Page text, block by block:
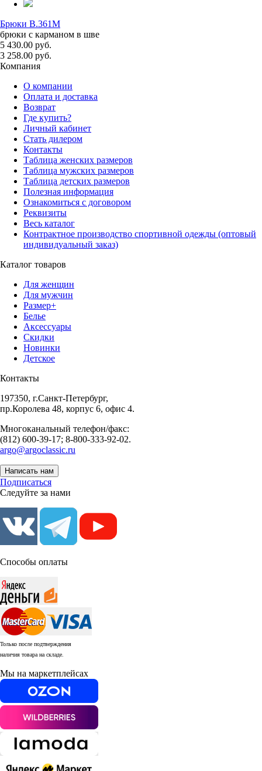
Брюки B.361M
брюки с карманом в шве
5 430.00 руб.
3 258.00 руб.
Компания
О компании
Оплата и доставка
Возврат
Где купить?
Личный кабинет
Стать дилером
Контакты
Таблица женских размеров
Таблица мужских размеров
Таблица детских размеров
Полезная информация
Ознакомиться с договором
Реквизиты
Весь каталог
Контрактное производство спортивной одежды (оптовый
индивидуальный заказ)
Каталог товаров
Для женщин
Для мужчин
Размер+
Белье
Аксессуары
Скидки
Новинки
Детское
Контакты
197350, г.Санкт-Петербург,
пр.Королева 48, корпус 6, офис 4.
Многоканальный телефон/факс:
(812) 600-39-17; 8-800-333-92-02.
argo@argoclassic.ru
Написать нам
Подписаться
Следуйте за нами
Способы оплаты
Только после подтверждения
наличия товара на складе.
Мы на маркетплейсах